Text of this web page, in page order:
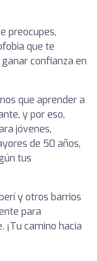
preocupes,
que te
confianza en
que aprender a
y por eso,
jóvenes,
de 50 años,
tus
y otros barrios
para
camino hacia